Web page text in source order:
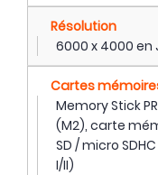
Résolution
6000 x 4000 en
Cartes
Memory Stick
(M2), carte
SD / micro
I/II)